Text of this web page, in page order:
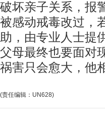
破坏亲子关系，报
被感动戒毒改过，
助，由专业人士提
父母最终也要面对
祸害只会愈大，他
(责任编辑：UN628)